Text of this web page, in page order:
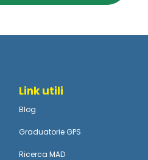
Link utili
Blog
Graduatorie GPS
Ricerca MAD